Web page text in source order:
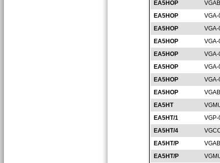
EA5HOP
EA5HOP
EA5HOP
EA5HOP
EA5HOP
EA5HOP
EA5HOP
EA5HOP
EA5HT
EA5HT/1
EA5HT/4
EA5HT/P
EA5HT/P